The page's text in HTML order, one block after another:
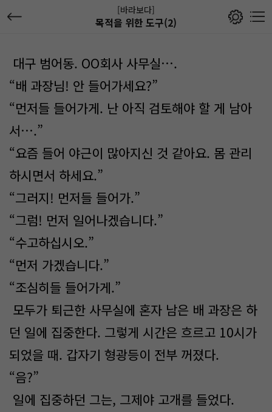
[바라보다]
목적을 위한 도구(2)
대구 범어동. OO회사 사무실….
“배 과장님! 안 들어가세요?”
“먼저들 들어가게. 난 아직 검토해야 할 게 남아
서….”
“요즘 들어 야근이 많아지신 것 같아요. 몸 관리
하시면서 하세요.”
“그러지! 먼저들 들어가.”
“그럼! 먼저 일어나겠습니다.”
“수고하십시오.”
“먼저 가겠습니다.”
“조심히들 들어가게.”
모두가 퇴근한 사무실에 혼자 남은 배 과장은 하
던 일에 집중한다. 그렇게 시간은 흐르고 10시가
되었을 때. 갑자기 형광등이 전부 꺼졌다.
“음?”
일에 집중하던 그는, 그제야 고개를 들었다.